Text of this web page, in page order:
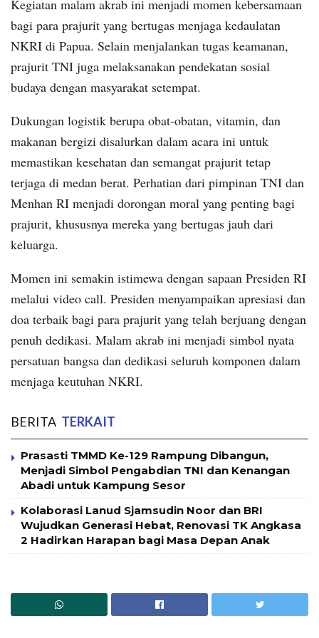
Kegiatan malam akrab ini menjadi momen kebersamaan
bagi para prajurit yang bertugas menjaga kedaulatan
NKRI di Papua. Selain menjalankan tugas keamanan,
prajurit TNI juga melaksanakan pendekatan sosial
budaya dengan masyarakat setempat.
Dukungan logistik berupa obat-obatan, vitamin, dan
makanan bergizi disalurkan dalam acara ini untuk
memastikan kesehatan dan semangat prajurit tetap
terjaga di medan berat. Perhatian dari pimpinan TNI dan
Menhan RI menjadi dorongan moral yang penting bagi
prajurit, khususnya mereka yang bertugas jauh dari
keluarga.
Momen ini semakin istimewa dengan sapaan Presiden RI
melalui video call. Presiden menyampaikan apresiasi dan
doa terbaik bagi para prajurit yang telah berjuang dengan
penuh dedikasi. Malam akrab ini menjadi simbol nyata
persatuan bangsa dan dedikasi seluruh komponen dalam
menjaga keutuhan NKRI.
BERITA TERKAIT
Prasasti TMMD Ke-129 Rampung Dibangun,
Menjadi Simbol Pengabdian TNI dan Kenangan
Abadi untuk Kampung Sesor
Kolaborasi Lanud Sjamsudin Noor dan BRI
Wujudkan Generasi Hebat, Renovasi TK Angkasa
2 Hadirkan Harapan bagi Masa Depan Anak